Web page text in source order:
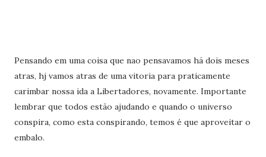
Pensando em uma coisa que nao pensavamos há dois meses
atras, hj vamos atras de uma vitoria para praticamente
carimbar nossa ida a Libertadores, novamente. Importante
lembrar que todos estão ajudando e quando o universo
conspira, como esta conspirando, temos é que aproveitar o
embalo.